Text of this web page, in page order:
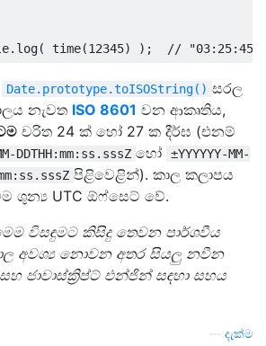
. log( time(12345) ); // "03:25:45"
Date.prototype.toISOString() සරල
නැවත ISO 8601 වන ආකෘතිය,
චරිත 24 ක් හෝ 27 ක දීර්ඝ (එනම්
DDTHH:mm:ss.sssZ හෝ
±YYYYYY-MM-
පිළිවෙළින්). කාල කලාපය
ශුන්‍ය UTC ඕෆ්සෙට් වේ.
විසඳුමට කිසිදු තෙවන පාර්ශවීය
අවශ්‍ය නොවන අතර සියලු නවීන
සහ ජාවාස්ක්‍රිප්ට් එන්ජින් සඳහා සහය
දැක්ම